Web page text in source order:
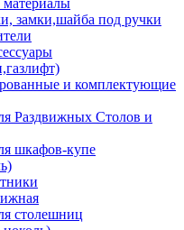
замки,шайба под ручки
и комплектующие
Раздвижных Столов и
шкафов-купе
столешниц